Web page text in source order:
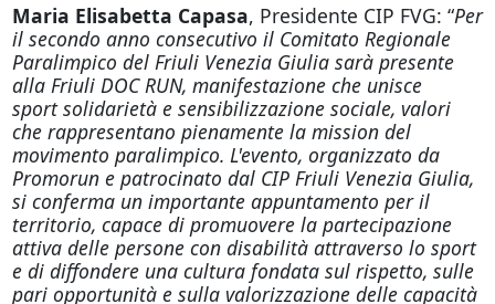
Maria Elisabetta Capasa, Presidente CIP FVG: “Per
il secondo anno consecutivo il Comitato Regionale
Paralimpico del Friuli Venezia Giulia sarà presente
alla Friuli DOC RUN, manifestazione che unisce
sport solidarietà e sensibilizzazione sociale, valori
che rappresentano pienamente la mission del
movimento paralimpico. L'evento, organizzato da
Promorun e patrocinato dal CIP Friuli Venezia Giulia,
si conferma un importante appuntamento per il
territorio, capace di promuovere la partecipazione
attiva delle persone con disabilità attraverso lo sport
e di diffondere una cultura fondata sul rispetto, sulle
pari opportunità e sulla valorizzazione delle capacità